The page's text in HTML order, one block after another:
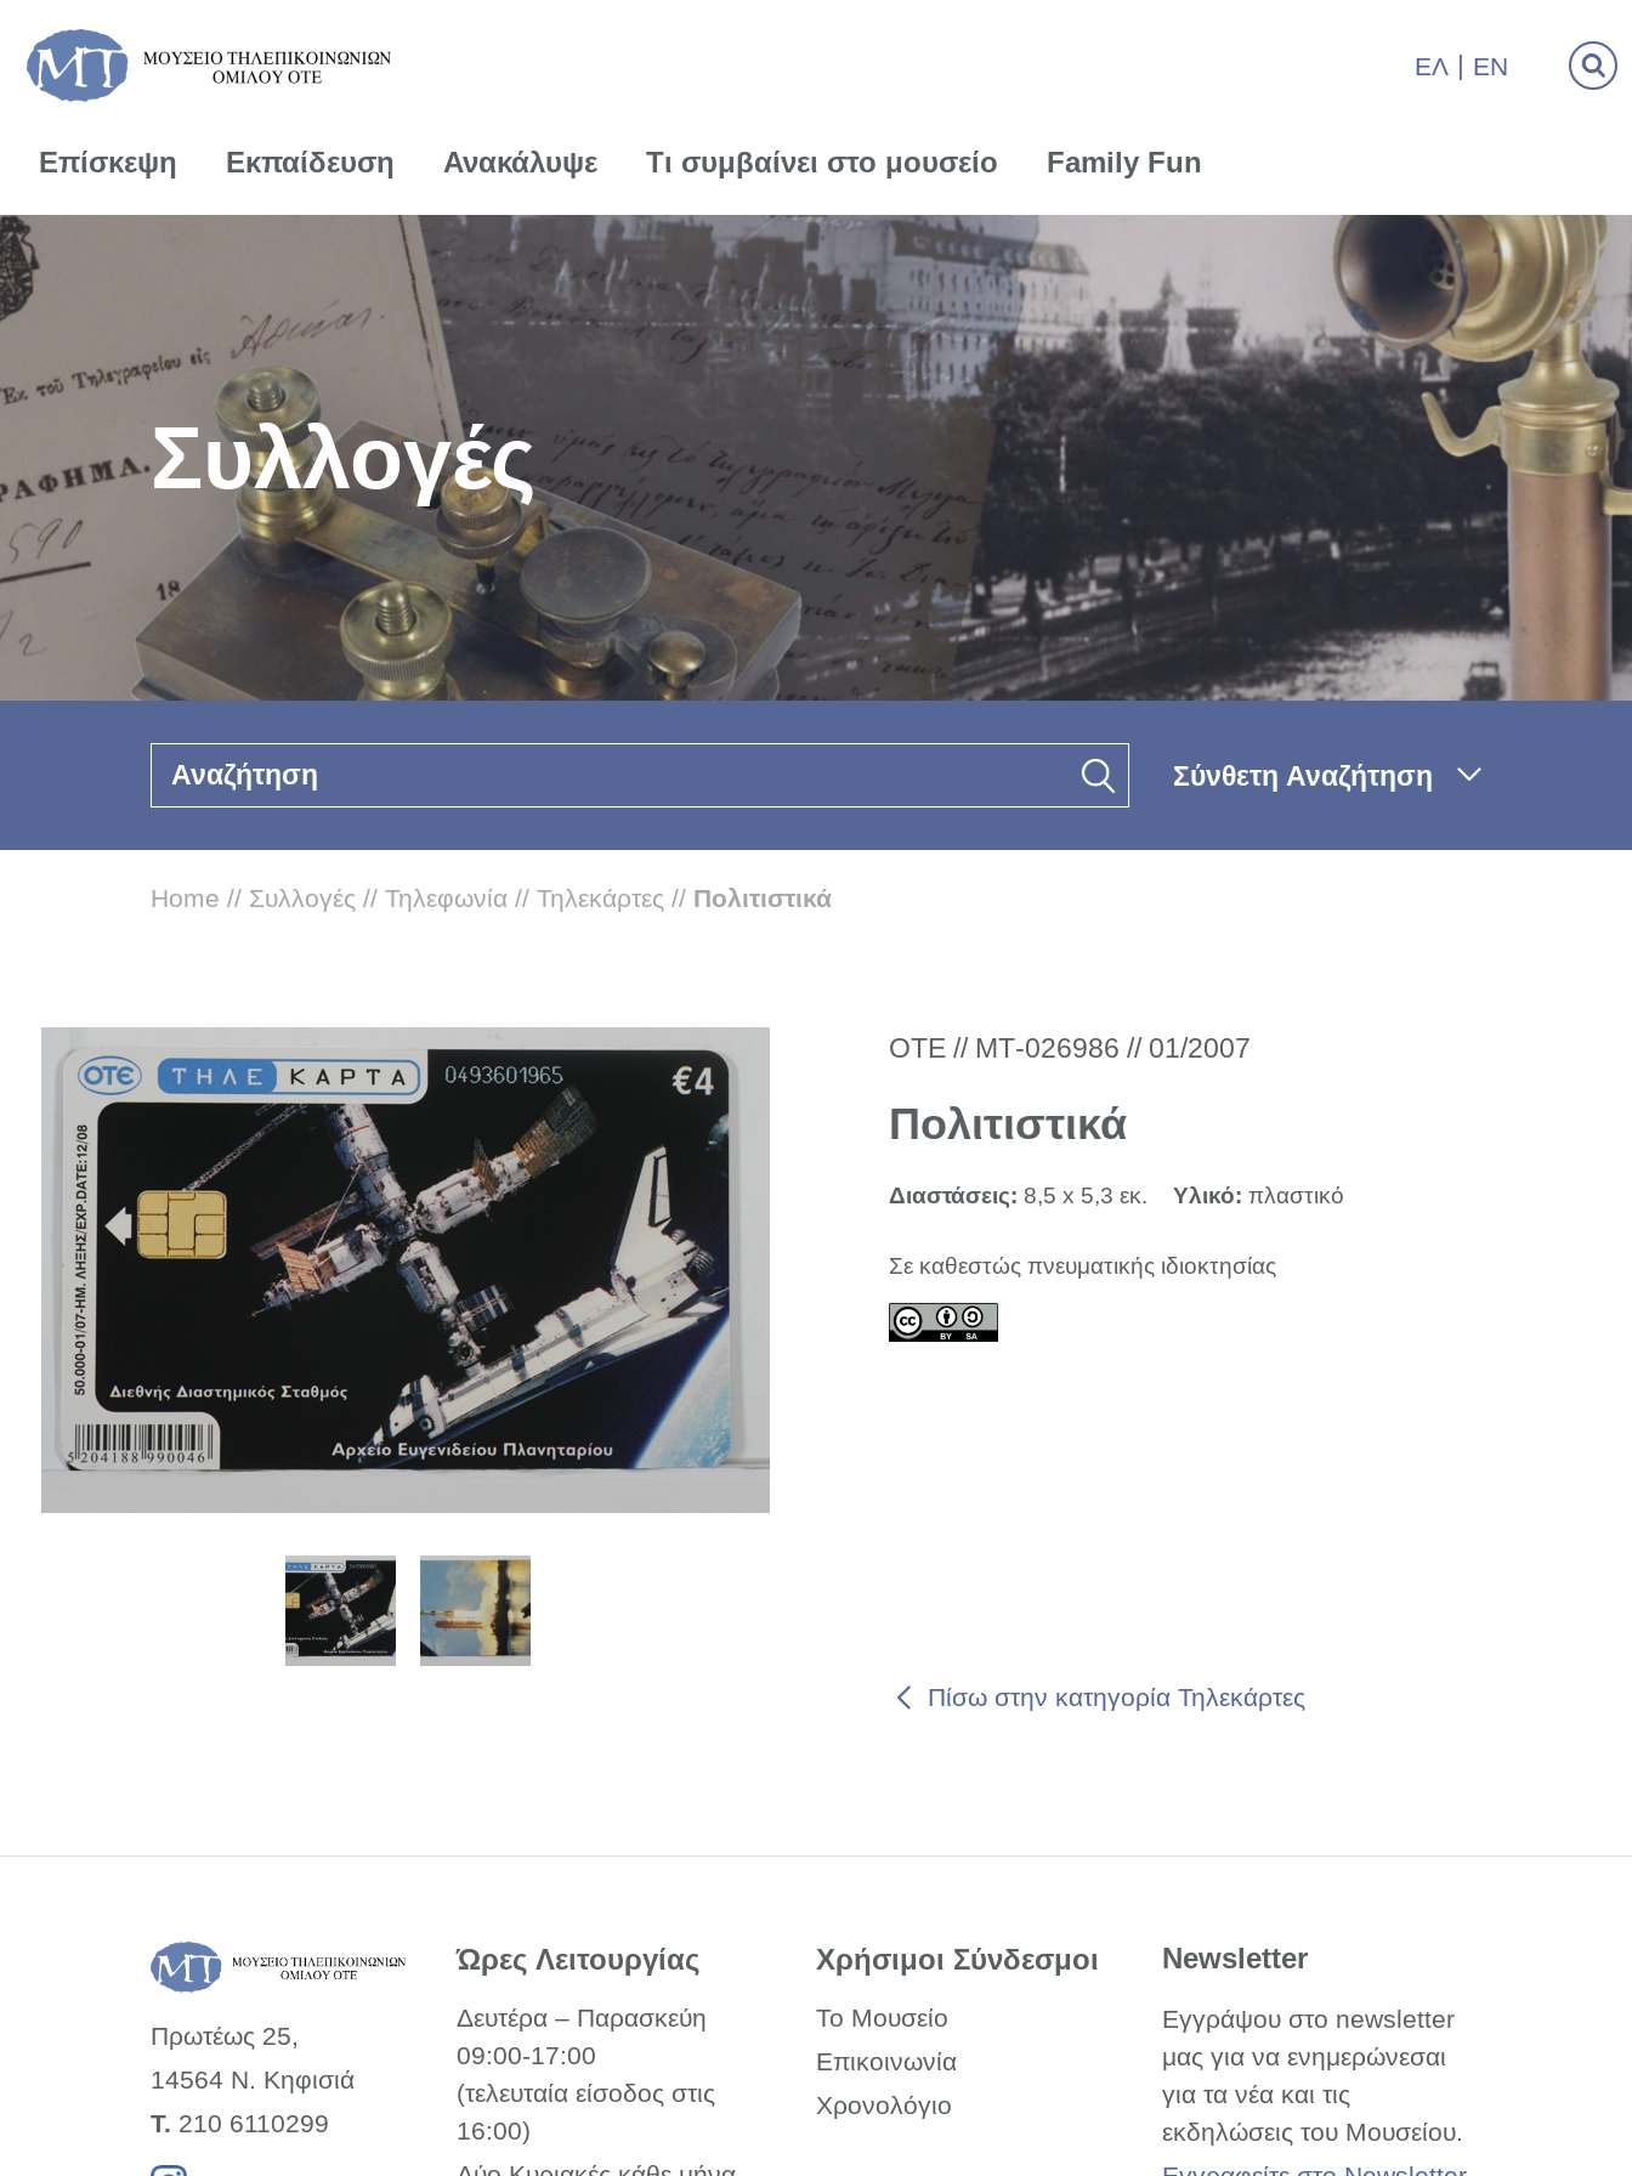
ΕΛ EN
Επίσκεψη Εκπαίδευση Ανακάλυψε Τι συμβαίνει στο μουσείο Family Fun
Συλλογές
Αναζήτηση Σύνθετη Αναζήτηση
Home // Συλλογές // Τηλεφωνία // Τηλεκάρτες // Πολιτιστικά
Πίσω στην κατηγορία Τηλεκάρτες
ΟΤΕ // ΜΤ-026986 // 01/2007
Πολιτιστικά
Διαστάσεις: 8,5 x 5,3 εκ. Υλικό: πλαστικό
Σε καθεστώς πνευματικής ιδιοκτησίας
Πρωτέως 25,
14564 Ν. Κηφισιά
Τ. 210 6110299
Ώρες Λειτουργίας
Δευτέρα – Παρασκεύη
09:00-17:00
(τελευταία είσοδος στις
16:00)
Χρήσιμοι Σύνδεσμοι
Το Μουσείο
Επικοινωνία
Χρονολόγιο
Newsletter
Εγγράψου στο newsletter
μας για να ενημερώνεσαι
για τα νέα και τις
εκδηλώσεις του Μουσείου.